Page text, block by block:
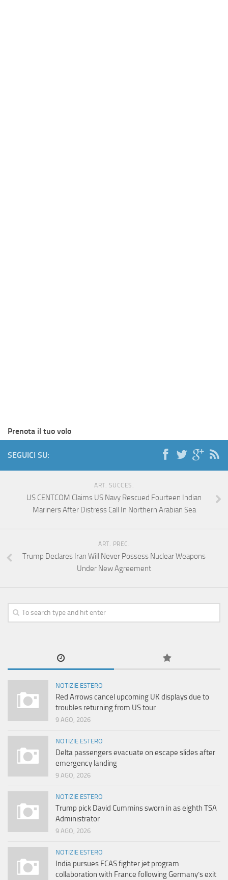
Prenota il tuo volo
SEGUICI SU:
ART. SUCCES.
US CENTCOM Claims US Navy Rescued Fourteen Indian
Mariners After Distress Call In Northern Arabian Sea
ART. PREC.
Trump Declares Iran Will Never Possess Nuclear Weapons
Under New Agreement
NOTIZIE ESTERO
Red Arrows cancel upcoming UK displays due to
troubles returning from US tour
9 AGO, 2026
NOTIZIE ESTERO
Delta passengers evacuate on escape slides after
emergency landing
9 AGO, 2026
NOTIZIE ESTERO
Trump pick David Cummins sworn in as eighth TSA
Administrator
9 AGO, 2026
NOTIZIE ESTERO
India pursues FCAS fighter jet program
collaboration with France following Germany’s exit